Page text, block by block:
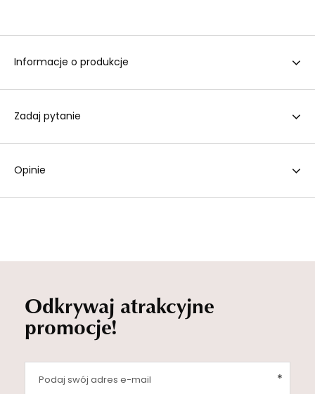
Informacje o produkcje
Zadaj pytanie
Opinie
Odkrywaj atrakcyjne
promocje!
Podaj swój adres e-mail